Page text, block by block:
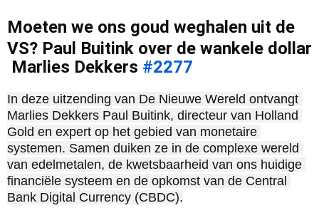
Moeten we ons goud weghalen uit de
VS? Paul Buitink over de wankele dollar
Marlies Dekkers #2277
In deze uitzending van De Nieuwe Wereld ontvangt
Marlies Dekkers Paul Buitink, directeur van Holland
Gold en expert op het gebied van monetaire
systemen. Samen duiken ze in de complexe wereld
van edelmetalen, de kwetsbaarheid van ons huidige
financiële systeem en de opkomst van de Central
Bank Digital Currency (CBDC).